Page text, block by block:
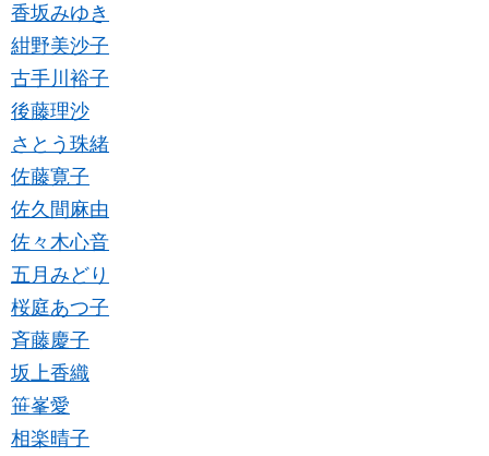
香坂みゆき
紺野美沙子
古手川裕子
後藤理沙
さとう珠緒
佐藤寛子
佐久間麻由
佐々木心音
五月みどり
桜庭あつ子
斉藤慶子
坂上香織
笹峯愛
相楽晴子